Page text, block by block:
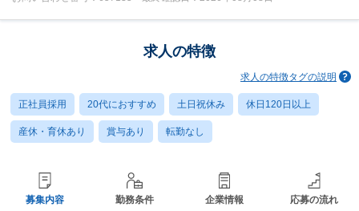
求人の特徴
求人の特徴タグの説明
正社員採用 20代におすすめ 土日祝休み 休日120日以上
産休・育休あり 賞与あり 転勤なし
募集内容 勤務条件 企業情報 応募の流れ